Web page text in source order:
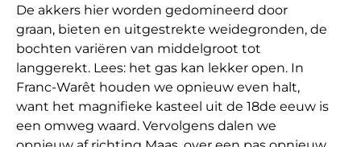
De akkers hier worden gedomineerd door
graan, bieten en uitgestrekte weidegronden, de
bochten variëren van middelgroot tot
langgerekt. Lees: het gas kan lekker open. In
Franc-Warêt houden we opnieuw even halt,
want het magnifieke kasteel uit de 18de eeuw is
een omweg waard. Vervolgens dalen we